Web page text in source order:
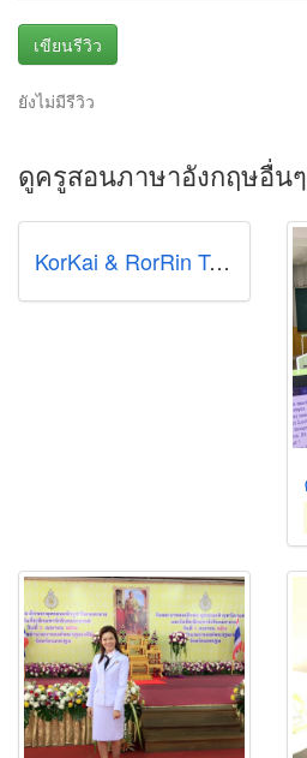
เขียนรีวิว
ยังไม่มีรีวิว
ดูครูสอนภาษาอังกฤษอื่นๆ
KorKai & RorRin Tutor